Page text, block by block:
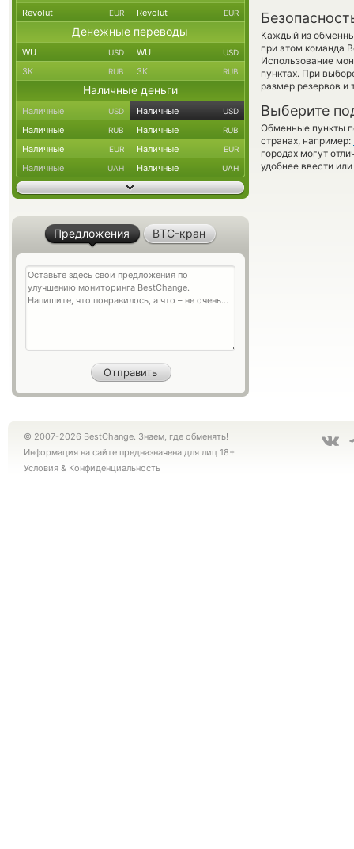
Каждый из
при этом команда
Использование
пунктах. При
размер резервов и
Выберите
Обменные пункты
странах, например:
городах могут
удобнее ввести
Revolut EUR Revolut EUR
Денежные переводы
WU USD WU USD
ЗК RUB ЗК RUB
Наличные деньги
Наличные USD Наличные USD
Наличные RUB Наличные RUB
Наличные EUR Наличные EUR
Наличные UAH Наличные UAH
Предложения BTC-кран
© 2007-2026 BestChange. Знаем, где обменять!
Информация на сайте предназначена для лиц 18+
Условия & Конфиденциальность